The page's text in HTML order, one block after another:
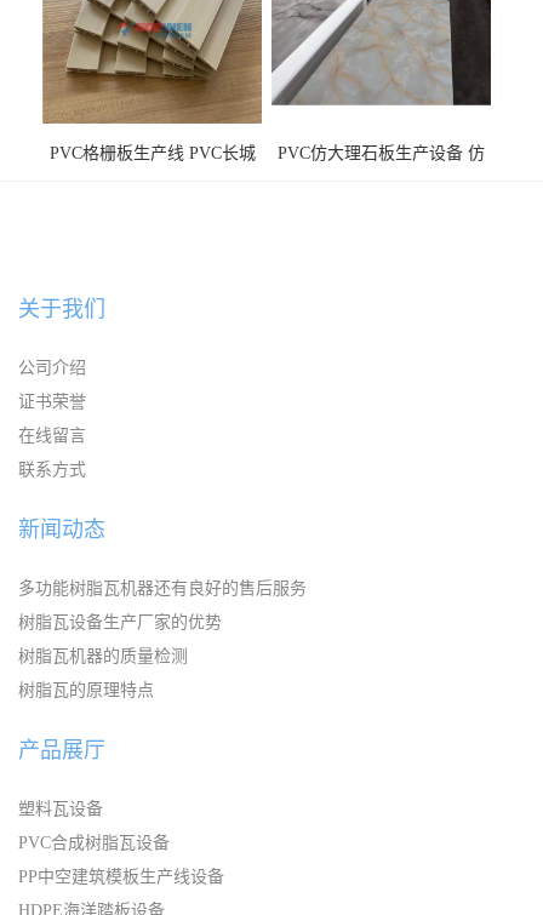
PVC格栅板生产线 PVC长城
PVC仿大理石板生产设备 仿
关于我们
公司介绍
证书荣誉
在线留言
联系方式
新闻动态
多功能树脂瓦机器还有良好的售后服务
树脂瓦设备生产厂家的优势
树脂瓦机器的质量检测
树脂瓦的原理特点
产品展厅
塑料瓦设备
PVC合成树脂瓦设备
PP中空建筑模板生产线设备
HDPE海洋踏板设备